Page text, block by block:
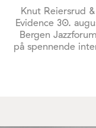
Knut Reiersrud
Evidence 30.
Bergen
på spennende